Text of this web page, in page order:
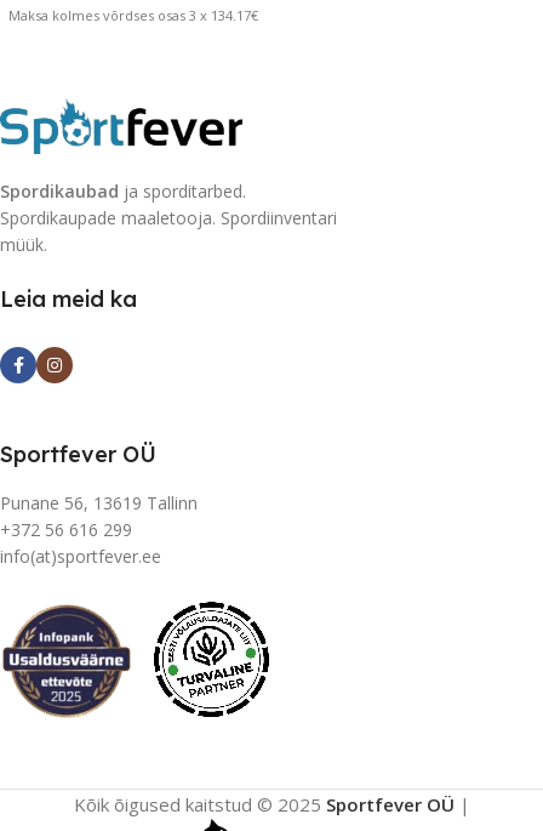
Maksa kolmes võrdses osas 3 x 134.17€
Spordikaubad ja sporditarbed.
Spordikaupade maaletooja. Spordiinventari
müük.
Leia meid ka
Sportfever OÜ
Punane 56, 13619 Tallinn
+372 56 616 299
info(at)sportfever.ee
Kõik õigused kaitstud © 2025 Sportfever OÜ |